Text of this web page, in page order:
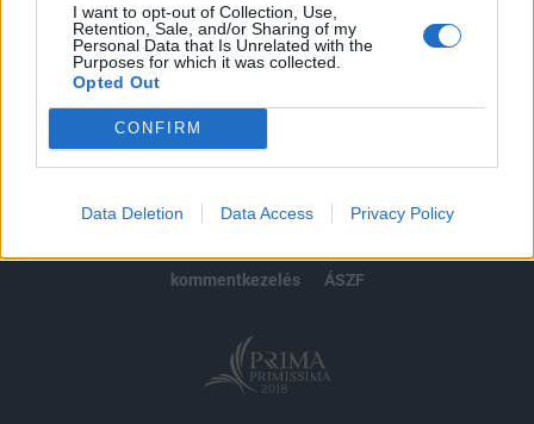
I want to opt-out of Collection, Use,
Retention, Sale, and/or Sharing of my
Personal Data that Is Unrelated with the
Purposes for which it was collected.
Opted Out
CONFIRM
Data Deletion Data Access Privacy Policy
© 2026 Portfolio
impresszum
jogi nyilatkozat
süti beállítások
kommentkezelés
ÁSZF